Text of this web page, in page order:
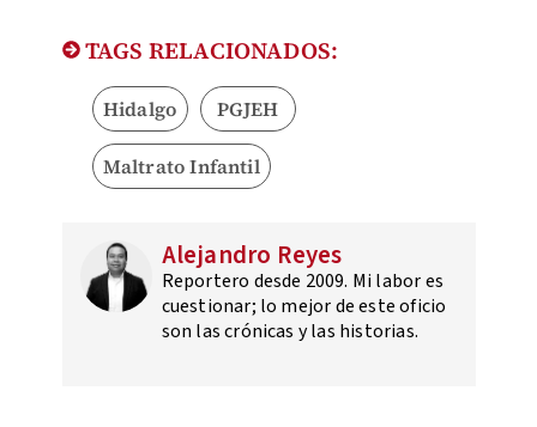
TAGS RELACIONADOS:
Hidalgo PGJEH
Maltrato Infantil
Alejandro Reyes
Reportero desde 2009. Mi labor es
cuestionar; lo mejor de este oficio
son las crónicas y las historias.